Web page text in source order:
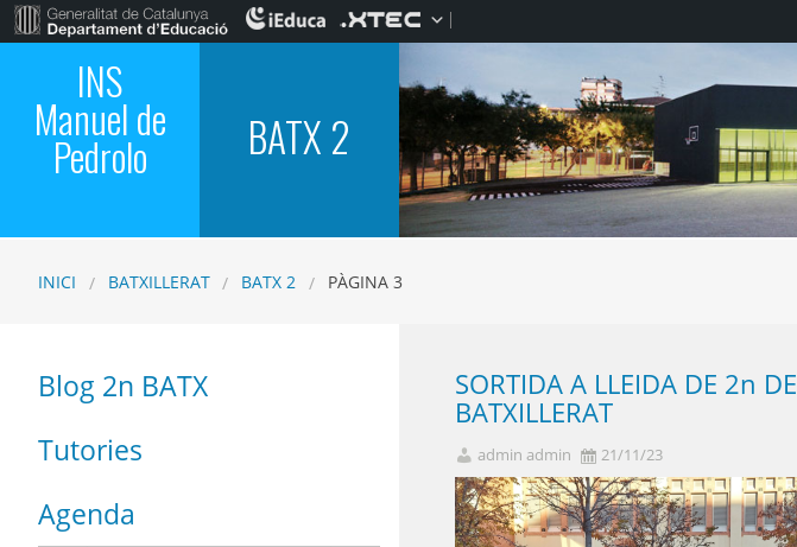
INS
Manuel de
Pedrolo BATX 2
INICI BATXILLERAT BATX 2 PÀGINA 3
SORTIDA A LLEIDA DE 2n DE
BATXILLERAT
admin admin 21/11/23
Blog 2n BATX
Tutories
Agenda